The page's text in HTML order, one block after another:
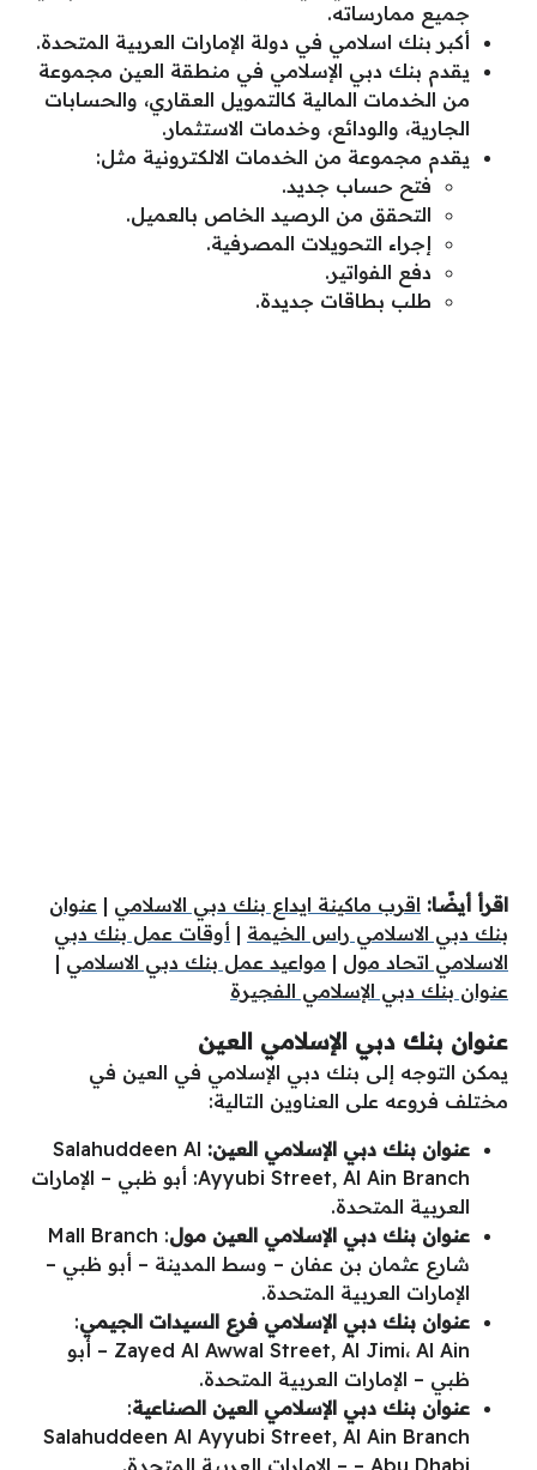
جميع ممارساته.
أكبر بنك اسلامي في دولة الإمارات العربية المتحدة.
يقدم بنك دبي الإسلامي في منطقة العين مجموعة
من الخدمات المالية كالتمويل العقاري، والحسابات
الجارية، والودائع، وخدمات الاستثمار.
يقدم مجموعة من الخدمات الالكترونية مثل:
فتح حساب جديد.
التحقق من الرصيد الخاص بالعميل.
إجراء التحويلات المصرفية.
دفع الفواتير.
طلب بطاقات جديدة.
اقرأ أيضًا: اقرب ماكينة ايداع بنك دبي الاسلامي | عنوان
بنك دبي الاسلامي راس الخيمة | أوقات عمل بنك دبي
الاسلامي اتحاد مول | مواعيد عمل بنك دبي الاسلامي |
عنوان بنك دبي الإسلامي الفجيرة
عنوان بنك دبي الإسلامي العين
يمكن التوجه إلى بنك دبي الإسلامي في العين في
مختلف فروعه على العناوين التالية:
عنوان بنك دبي الإسلامي العين:
Salahuddeen Al
Ayyubi Street, Al Ain Branch: أبو ظبي – الإمارات
العربية المتحدة.
عنوان بنك دبي الإسلامي العين مول : Mall Branch
شارع عثمان بن عفان – وسط المدينة – أبو ظبي –
الإمارات العربية المتحدة.
عنوان بنك دبي الإسلامي فرع السيدات الجيمي:
Zayed Al Awwal Street, Al Jimi، Al Ain – أبو
ظبي – الإمارات العربية المتحدة.
عنوان بنك دبي الإسلامي العين الصناعية:
Salahuddeen Al Ayyubi Street, Al Ain Branch